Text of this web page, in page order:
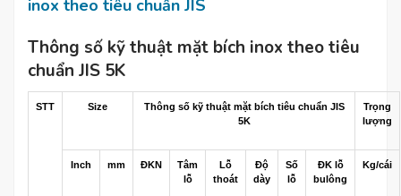
inox theo tiêu chuẩn JIS
Thông số kỹ thuật mặt bích inox theo tiêu
chuẩn JIS 5K
STT Size
Thông số kỹ thuật mặt bích tiêu chuẩn JIS
5K
Trọng
lượng
Inch mm ĐKN
Tâm
lỗ
Lỗ
thoát
Độ
dày
Số
lỗ
ĐK lỗ
bulông
Kg/cái